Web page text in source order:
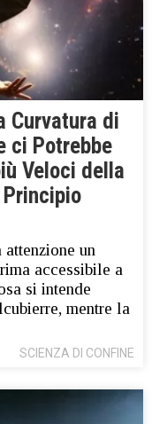
Curvatura di
ci Potrebbe
Veloci della
un
accessibile a
si intende
mentre la
SCIENZA DI CONFINE